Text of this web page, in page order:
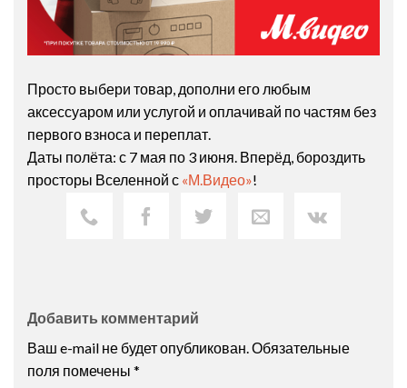
Просто выбери товар, дополни его любым
аксессуаром или услугой и оплачивай по частям без
первого взноса и переплат.
Даты полёта: с 7 мая по 3 июня. Вперёд, бороздить
просторы Вселенной с «М.Видео»!
Добавить комментарий
Ваш e-mail не будет опубликован. Обязательные
поля помечены *